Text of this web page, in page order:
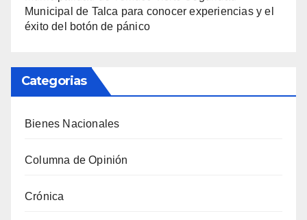
Municipal de Talca para conocer experiencias y el
éxito del botón de pánico
Categorias
Bienes Nacionales
Columna de Opinión
Crónica